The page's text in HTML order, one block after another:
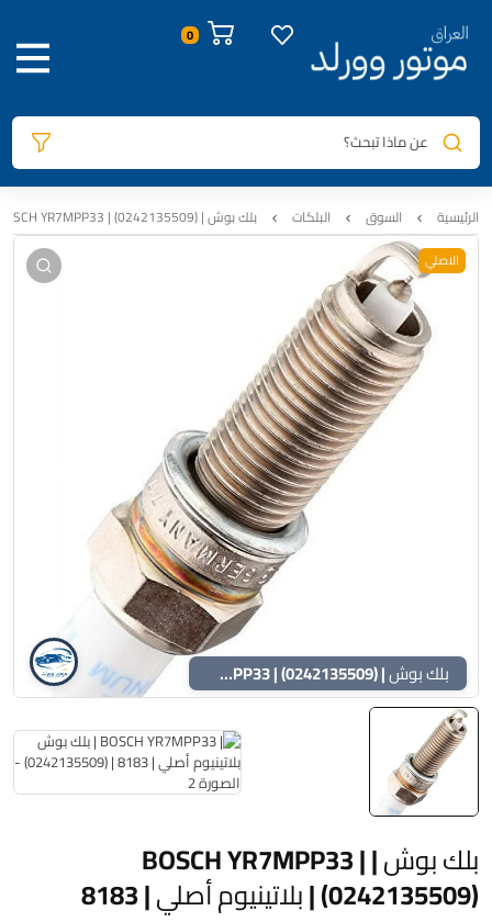
0
عن ماذا تبحث؟
الرئيسية السوق البلكات بلك بوش | BOSCH YR7MPP33 | (0242135509) | بلاتينيوم أصلي | 8183
صور المنتج معلومات المنتج الوصف
الاصلي
بلك بوش | BOSCH YR7MPP33 | (0242135509) | بلاتينيوم أصلي | 8183
بلك بوش | BOSCH YR7MPP33 |
(0242135509) | بلاتينيوم أصلي | 8183